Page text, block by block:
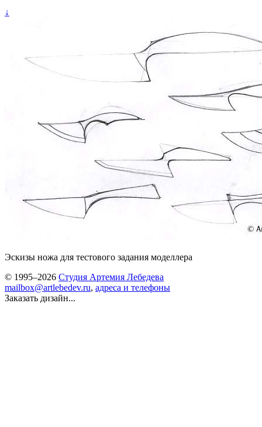
↓
Эскизы ножа для тестового задания моделлера
© 1995–2026 Студия Артемия Лебедева
mailbox@artlebedev.ru, адреса и телефоны
Заказать дизайн...